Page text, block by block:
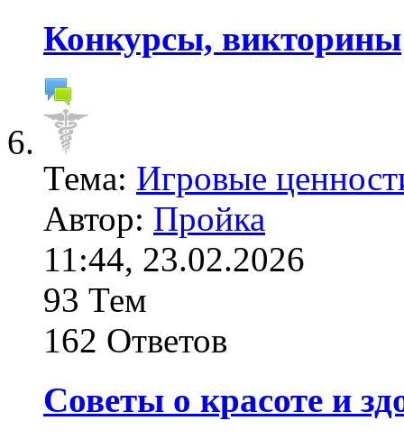
Конкурсы, викторины
Тема: Игровые
Автор: Пройка
11:44, 23.02.2026
93 Тем
162 Ответов
Советы о красоте и